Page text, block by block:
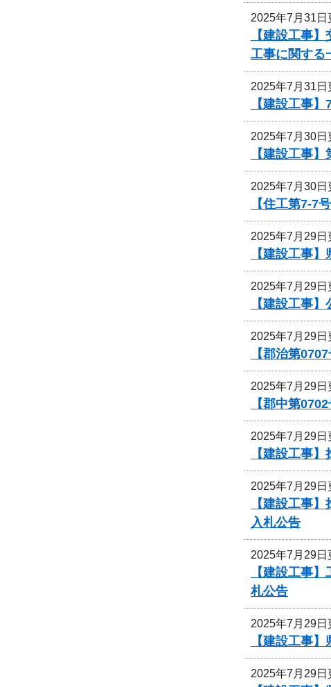
2025年7月31日
【建設工事
工事に関する
2025年7月31日
【建設工事
2025年7月30日
【建設工事
2025年7月30日
【住工第7-7
2025年7月29日
【建設工事
2025年7月29日
【建設工事
2025年7月29日
【郡治第
2025年7月29日
【郡中第
2025年7月29日
【建設工事
2025年7月29日
【建設工事
入札公告
2025年7月29日
【建設工事
札公告
2025年7月29日
【建設工事
2025年7月29日